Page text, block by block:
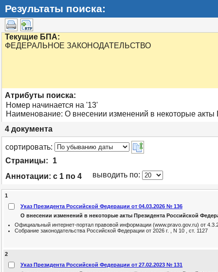
Результаты поиска:
Текущие БПА:
ФЕДЕРАЛЬНОЕ ЗАКОНОДАТЕЛЬСТВО
Атрибуты поиска:
Номер начинается на '13'
Наименование: О внесении изменений в некоторые акты
4 документа
cортировать:
Страницы:
1
Аннотации: с 1 по 4 выводить по: